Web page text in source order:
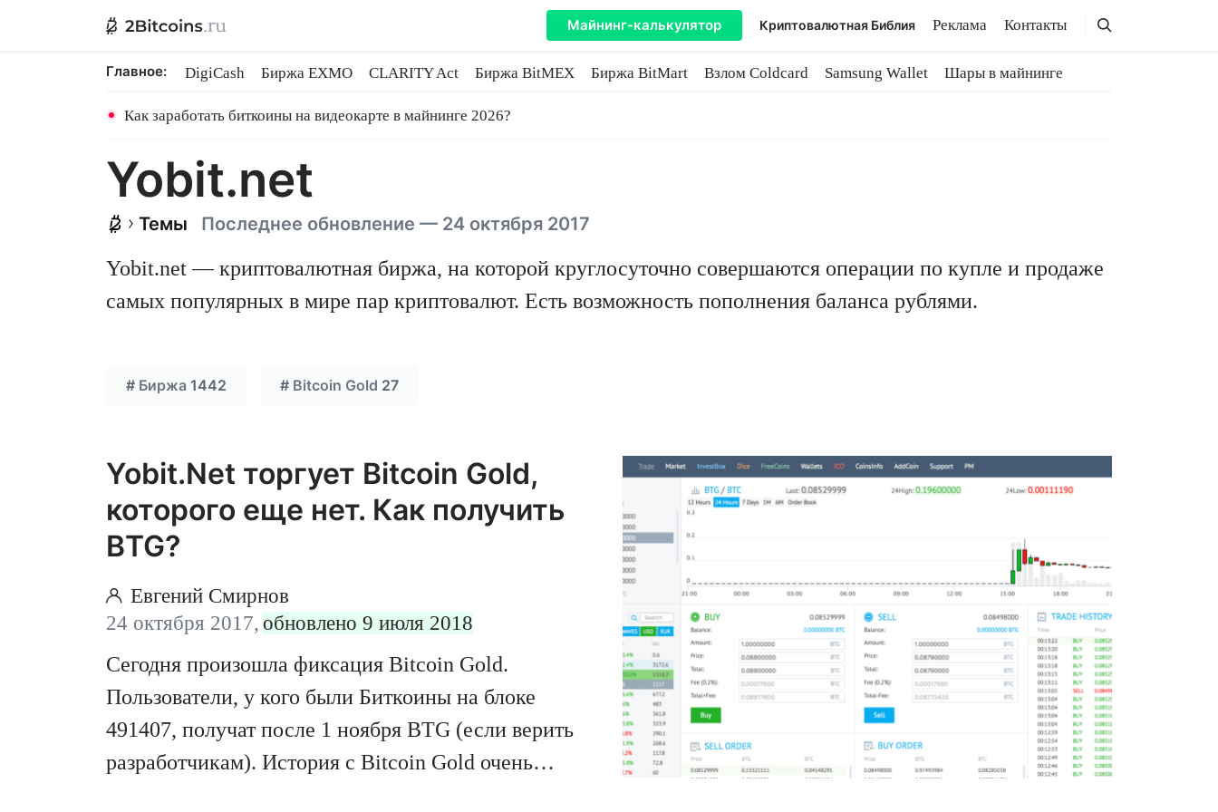
Майнинг-калькулятор Криптовалютная Библия Реклама Контакты Поиск
Поиск
Главное: DigiCash Биржа EXMO CLARITY Act Биржа BitMEX Биржа BitMart Взлом Coldcard Samsung Wallet
Шары в майнинге
Как заработать биткоины на видеокарте в майнинге 2026?
Yobit.net
Темы Последнее обновление — 24 октября 2017
Yobit.net — криптовалютная биржа, на которой круглосуточно совершаются операции по купле и продаже
самых популярных в мире пар криптовалют. Есть возможность пополнения баланса рублями.
# Биржа 1442 # Bitcoin Gold 27
Yobit.Net торгует Bitcoin Gold,
которого еще нет. Как получить
BTG?
Евгений Смирнов
24 октября 2017, обновлено 9 июля 2018
Сегодня произошла фиксация Bitcoin Gold.
Пользователи, у кого были Биткоины на блоке
491407, получат после 1 ноября BTG (если верить
разработчикам). История с Bitcoin Gold очень